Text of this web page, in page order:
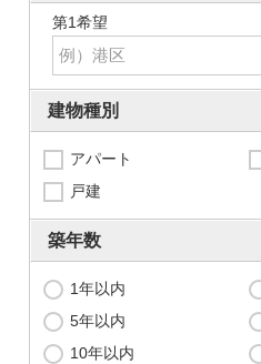
第1希望
建物種別
アパート
戸建
築年数
1年以内
5年以内
10年以内